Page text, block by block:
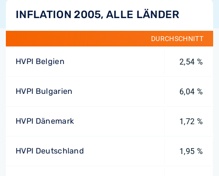
INFLATION 2005, ALLE LÄNDER
DURCHSCHNITT
HVPI Belgien 2,54 %
HVPI Bulgarien 6,04 %
HVPI Dänemark 1,72 %
HVPI Deutschland 1,95 %